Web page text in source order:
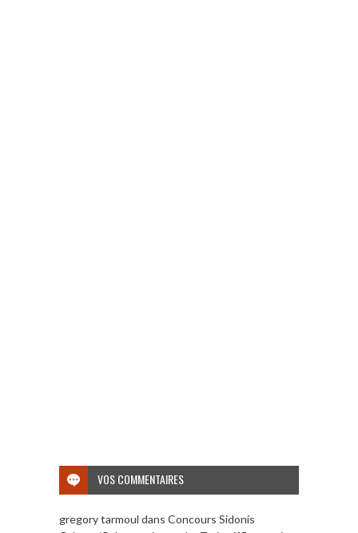
VOS COMMENTAIRES
gregory tarmoul dans Concours Sidonis